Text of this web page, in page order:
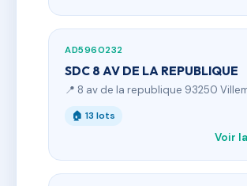
AD5960232
SDC 8 AV DE LA REPUBLIQUE
📍 8 av de la republique 93250
🏠 13 lots
Voir